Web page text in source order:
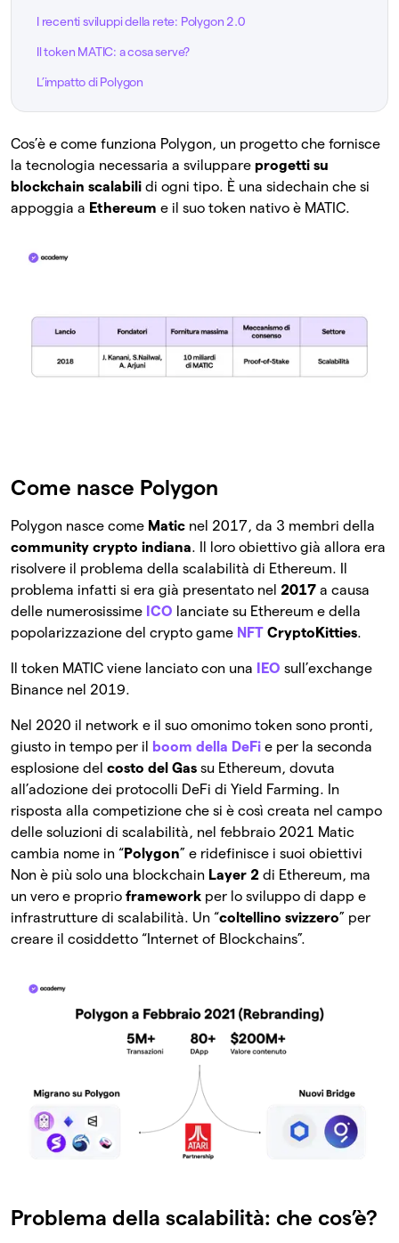
I recenti sviluppi della rete: Polygon 2.0
Il token MATIC: a cosa serve?
L’impatto di Polygon
Cos’è e come funziona Polygon, un progetto che fornisce
la tecnologia necessaria a sviluppare progetti su
blockchain scalabili di ogni tipo. È una sidechain che si
appoggia a Ethereum e il suo token nativo è MATIC.
Come nasce Polygon
Polygon nasce come Matic nel 2017, da 3 membri della
community crypto indiana. Il loro obiettivo già allora era
risolvere il problema della scalabilità di Ethereum. Il
problema infatti si era già presentato nel 2017 a causa
delle numerosissime ICO lanciate su Ethereum e della
popolarizzazione del crypto game NFT CryptoKitties.
Il token MATIC viene lanciato con una IEO sull’exchange
Binance nel 2019.
Nel 2020 il network e il suo omonimo token sono pronti,
giusto in tempo per il
boom della DeFi e per la seconda
esplosione del costo del Gas su Ethereum, dovuta
all’adozione dei protocolli DeFi di Yield Farming. In
risposta alla competizione che si è così creata nel campo
delle soluzioni di scalabilità, nel febbraio 2021 Matic
cambia nome in “Polygon” e ridefinisce i suoi obiettivi
Non è più solo una blockchain Layer 2 di Ethereum, ma
un vero e proprio framework per lo sviluppo di dapp e
infrastrutture di scalabilità. Un “coltellino svizzero” per
creare il cosiddetto “Internet of Blockchains”.
Problema della scalabilità: che cos’è?